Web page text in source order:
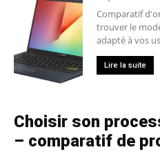
Comparatif
trouver le
adapté à vos
Lire la suite
Choisir son
– comparatif de